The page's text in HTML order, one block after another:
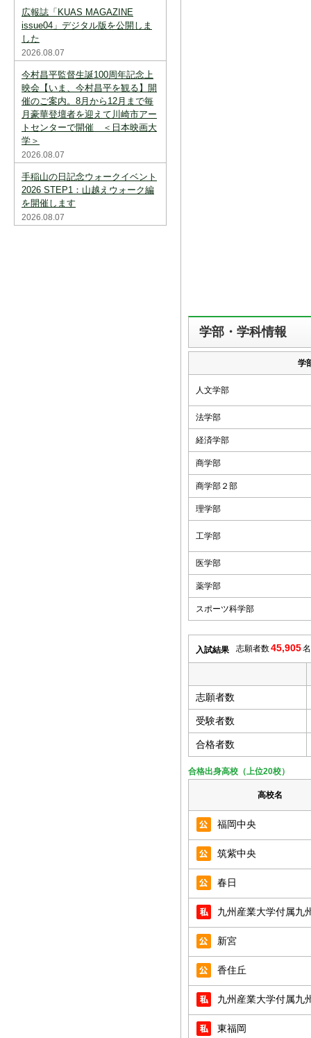
広報誌「KUAS MAGAZINE
issue04」デジタル版を公開しま
した
2026.08.07
今村昌平監督生誕100周年記念上
映会【いま、今村昌平を観る】開
催のご案内。8月から12月まで毎
月豪華登壇者を迎えて川崎市アー
トセンターで開催 ＜日本映画大
学＞
2026.08.07
手稲山の日記念ウォークイベント
2026 STEP1：山越えウォーク編
を開催します
2026.08.07
学部・学科情報
学
人文学部
法学部
経済学部
商学部
商学部２部
理学部
工学部
医学部
薬学部
スポーツ科学部
入試結果 志願者数45,905
志願者数
受験者数
合格者数
合格出身高校（上位20校）
高校名
福岡中央
筑紫中央
春日
九州産業大学付属九
新宮
香住丘
九州産業大学付属九
東福岡